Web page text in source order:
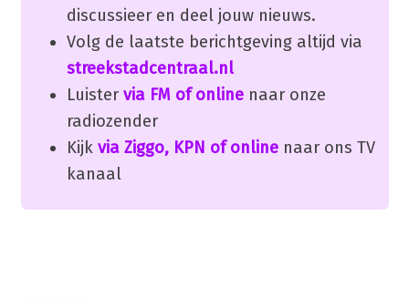
discussieer en deel jouw nieuws.
Volg de laatste berichtgeving altijd via
streekstadcentraal.nl
Luister via FM of onlinenaar onze
radiozender
Kijk via Ziggo, KPN of onlinenaar ons TV
kanaal